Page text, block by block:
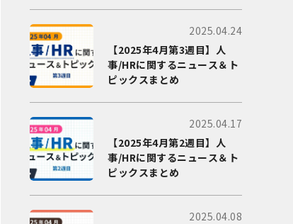
2025.04.24
【2025年4月第3週目】人
事/HRに関するニュース＆ト
ピックスまとめ
2025.04.17
【2025年4月第2週目】人
事/HRに関するニュース＆ト
ピックスまとめ
2025.04.08